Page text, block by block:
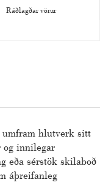
Ráðlagðar vörur
hlutverk sitt
innilegar
eða sérstök skilaboð
áþreifanleg